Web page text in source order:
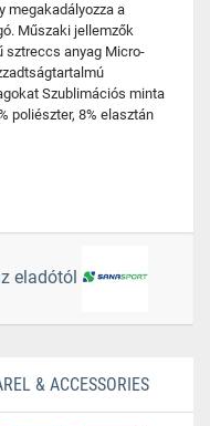
megakadályozza a
Műszaki jellemzők
sztreccs anyag Micro-
Szublimációs minta
poliészter, 8% elasztán
eladótól
& ACCESSORIES